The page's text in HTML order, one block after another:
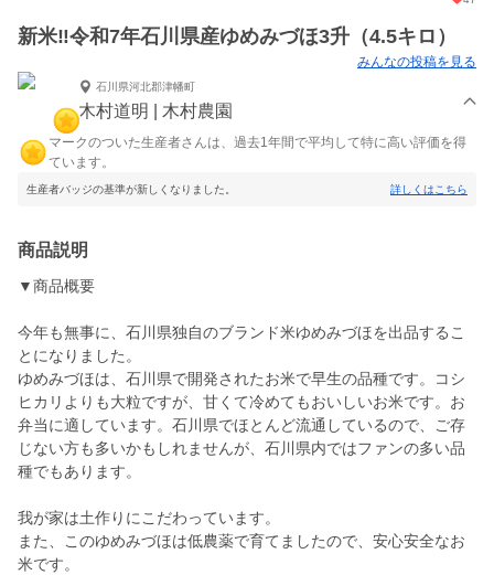
新米‼️令和7年石川県産ゆめみづほ3升（4.5キロ）
みんなの投稿を見る
石川県河北郡津幡町
木村道明 | 木村農園
マークのついた生産者さんは、過去1年間で平均して特に高い評価を得
ています。
生産者バッジの基準が新しくなりました。 詳しくはこちら
商品説明
▼商品概要
今年も無事に、石川県独自のブランド米ゆめみづほを出品するこ
とになりました。
ゆめみづほは、石川県で開発されたお米で早生の品種です。コシ
ヒカリよりも大粒ですが、甘くて冷めてもおいしいお米です。お
弁当に適しています。石川県でほとんど流通しているので、ご存
じない方も多いかもしれませんが、石川県内ではファンの多い品
種でもあります。
我が家は土作りにこだわっています。
また、このゆめみづほは低農薬で育てましたので、安心安全なお
米です。